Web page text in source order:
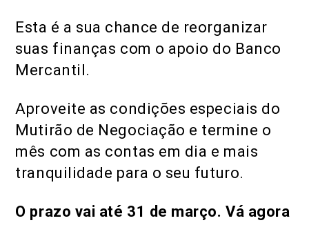
Esta é a sua chance de reorganizar
suas finanças com o apoio do Banco
Mercantil.
Aproveite as condições especiais do
Mutirão de Negociação e termine o
mês com as contas em dia e mais
tranquilidade para o seu futuro.
O prazo vai até 31 de março. Vá agora